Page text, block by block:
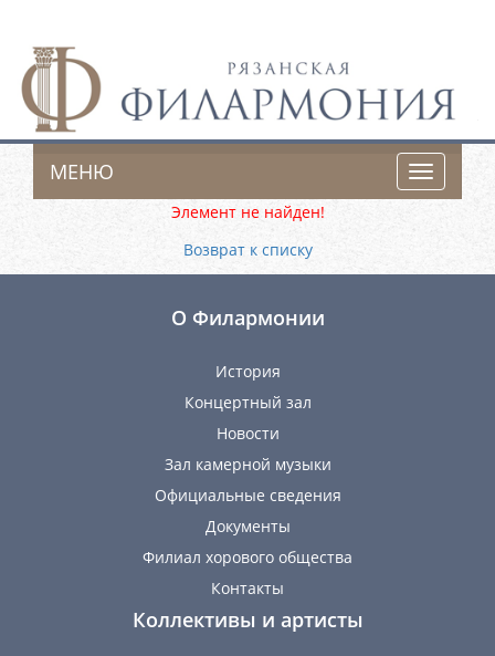
Toggle
МЕНЮ
Элемент не найден!
Возврат к списку
О Филармонии
История
Концертный зал
Новости
Зал камерной музыки
Официальные сведения
Документы
Филиал хорового общества
Контакты
Коллективы и артисты